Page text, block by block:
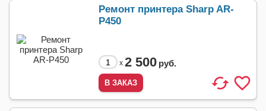
Ремонт принтера Sharp AR-
P450
x 2 500 руб.